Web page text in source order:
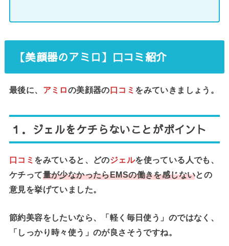
【美顔器のアミロ】口コミ紹介
最後に、 アミロの美顔器の口コミ をみていきましょう。
１．ジェルをケチらないことがポイント
口コミ をみていると、どのジェルを使っている人でも、
ケチって量が少なかったらEMSの働きを感じないとの
意見を挙げていました。
節約美容をしたいなら、「軽く毎日使う」のではなく、
「しっかり時々使う」のが良さそうですね。